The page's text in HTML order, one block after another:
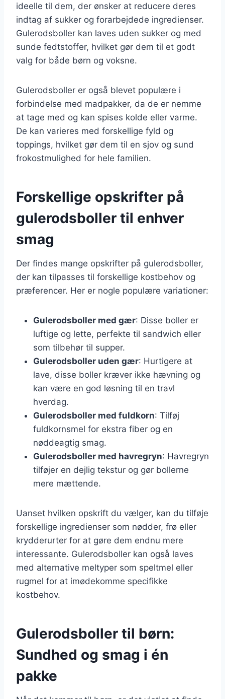
ideelle til dem, der ønsker at reducere deres
indtag af sukker og forarbejdede ingredienser.
Gulerodsboller kan laves uden sukker og med
sunde fedtstoffer, hvilket gør dem til et godt
valg for både børn og voksne.
Gulerodsboller er også blevet populære i
forbindelse med madpakker, da de er nemme
at tage med og kan spises kolde eller varme.
De kan varieres med forskellige fyld og
toppings, hvilket gør dem til en sjov og sund
frokostmulighed for hele familien.
Forskellige opskrifter på
gulerodsboller til enhver
smag
Der findes mange opskrifter på gulerodsboller,
der kan tilpasses til forskellige kostbehov og
præferencer. Her er nogle populære variationer:
Gulerodsboller med gær: Disse boller er
luftige og lette, perfekte til sandwich eller
som tilbehør til supper.
Gulerodsboller uden gær: Hurtigere at
lave, disse boller kræver ikke hævning og
kan være en god løsning til en travl
hverdag.
Gulerodsboller med fuldkorn: Tilføj
fuldkornsmel for ekstra fiber og en
nøddeagtig smag.
Gulerodsboller med havregryn: Havregryn
tilføjer en dejlig tekstur og gør bollerne
mere mættende.
Uanset hvilken opskrift du vælger, kan du tilføje
forskellige ingredienser som nødder, frø eller
krydderurter for at gøre dem endnu mere
interessante. Gulerodsboller kan også laves
med alternative meltyper som speltmel eller
rugmel for at imødekomme specifikke
kostbehov.
Gulerodsboller til børn:
Sundhed og smag i én
pakke